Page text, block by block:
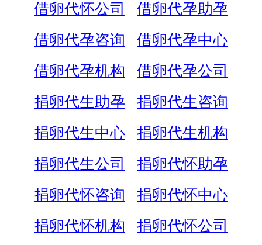
借卵代怀公司
借卵代孕助孕
借卵代孕咨询
借卵代孕中心
借卵代孕机构
借卵代孕公司
捐卵代生助孕
捐卵代生咨询
捐卵代生中心
捐卵代生机构
捐卵代生公司
捐卵代怀助孕
捐卵代怀咨询
捐卵代怀中心
捐卵代怀机构
捐卵代怀公司